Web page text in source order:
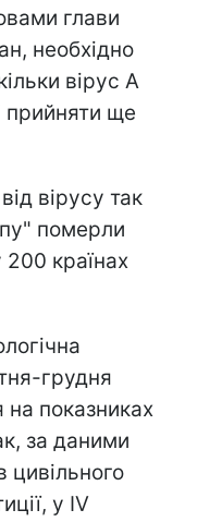
глави
необхідно
вірус А
прийняти ще
вірусу так
померли
200 країнах
грудня
на показниках
за даними
цивільного
у IV